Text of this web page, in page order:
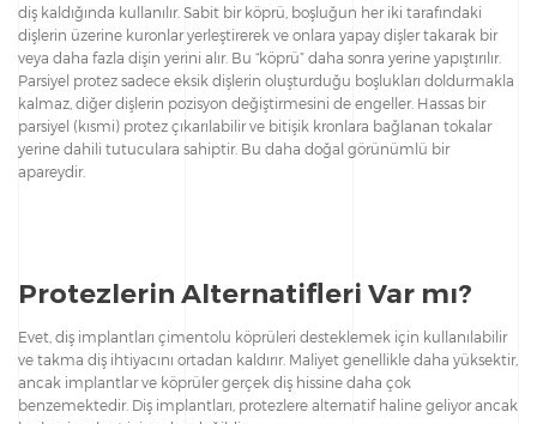
diş kaldığında kullanılır. Sabit bir köprü, boşluğun her iki tarafındaki
dişlerin üzerine kuronlar yerleştirerek ve onlara yapay dişler takarak bir
veya daha fazla dişin yerini alır. Bu “köprü” daha sonra yerine yapıştırılır.
Parsiyel protez sadece eksik dişlerin oluşturduğu boşlukları doldurmakla
kalmaz, diğer dişlerin pozisyon değiştirmesini de engeller. Hassas bir
parsiyel (kısmi) protez çıkarılabilir ve bitişik kronlara bağlanan tokalar
yerine dahili tutuculara sahiptir. Bu daha doğal görünümlü bir
apareydir.
Protezlerin Alternatifleri Var mı?
Evet, diş implantları çimentolu köprüleri desteklemek için kullanılabilir
ve takma diş ihtiyacını ortadan kaldırır. Maliyet genellikle daha yüksektir,
ancak implantlar ve köprüler gerçek diş hissine daha çok
benzemektedir. Diş implantları, protezlere alternatif haline geliyor ancak